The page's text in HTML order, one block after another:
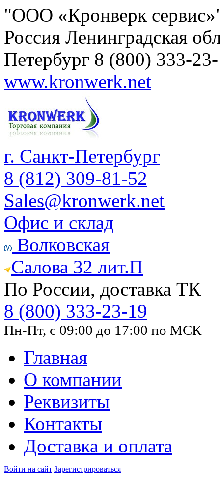
"ООО «Кронверк
Россия Ленинградская
Петербург 8 (800) 333-
www.kronwerk.net
г. Санкт-Петербург
8 (812) 309-81-52
Sales@kronwerk.net
Офис и склад
Волковская
Салова 32 лит.П
По России, доставка ТК
8 (800) 333-23-19
Пн-Пт, с 09:00 до 17:00 по МСК
Главная
О компании
Реквизиты
Контакты
Доставка и оплата
Войти на сайт Зарегистрироваться